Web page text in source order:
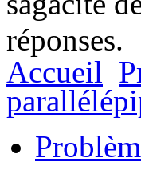
réponses.
Accueil